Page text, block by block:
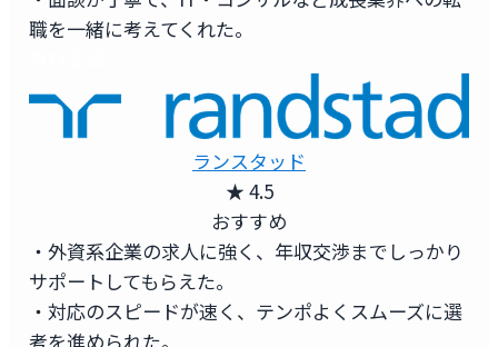
職を一緒に考えてくれた。
ランスタッド
★ 4.5
おすすめ
・外資系企業の求人に強く、年収交渉までしっかり
サポートしてもらえた。
・対応のスピードが速く、テンポよくスムーズに選
考を進められた。